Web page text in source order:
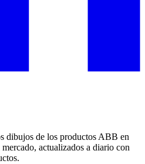
dibujos de los productos ABB en
actualizados a diario con